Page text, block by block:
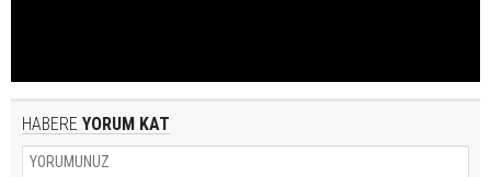
HABERE YORUM KAT